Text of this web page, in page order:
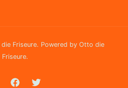
Friseure. Powered by Otto die
Friseure.